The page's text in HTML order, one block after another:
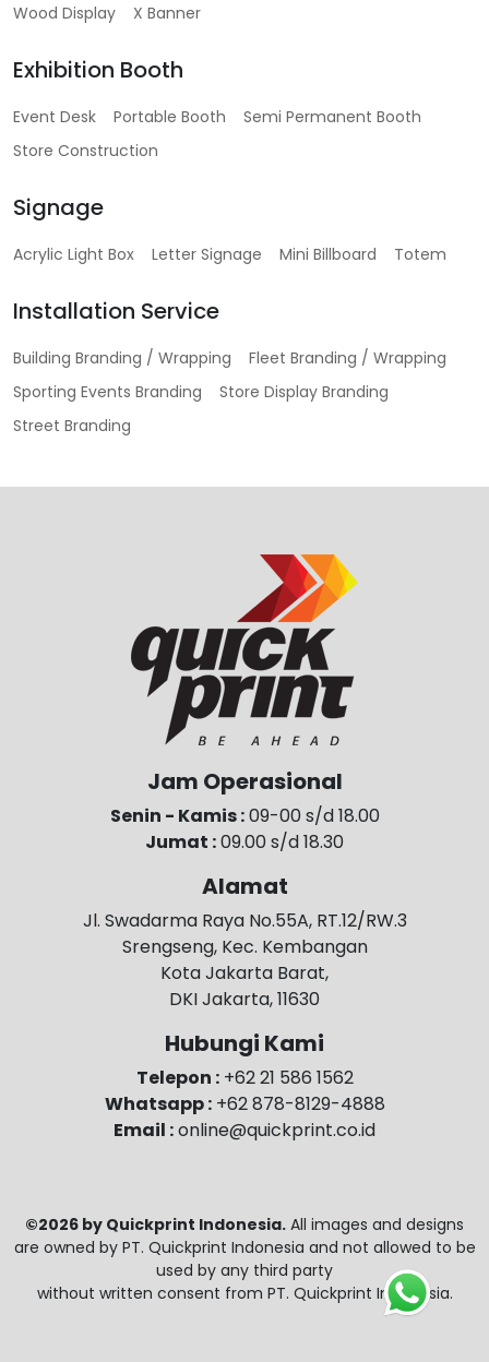
Wood Display
X Banner
Exhibition Booth
Event Desk Portable Booth
Semi Permanent Booth
Store Construction
Signage
Acrylic Light Box Letter Signage Mini Billboard Totem
Installation Service
Building Branding / Wrapping
Fleet Branding / Wrapping
Sporting Events Branding
Store Display Branding
Street Branding
Jam Operasional
Senin - Kamis :09-00 s/d 18.00
Jumat :09.00 s/d 18.30
Alamat
Jl. Swadarma Raya No.55A, RT.12/RW.3
Srengseng, Kec. Kembangan
Kota Jakarta Barat,
DKI Jakarta, 11630
Hubungi Kami
Telepon :+62 21 586 1562
Whatsapp :+62 878-8129-4888
Email :online@quickprint.co.id
©2026 by Quickprint Indonesia. All images and designs
are owned by PT. Quickprint Indonesia and not allowed to be
used by any third party
without written consent from PT. Quickprint Indonesia.